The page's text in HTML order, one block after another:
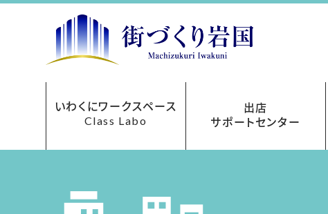
いわくにワークスペース
Class Labo
出店
サポートセンター